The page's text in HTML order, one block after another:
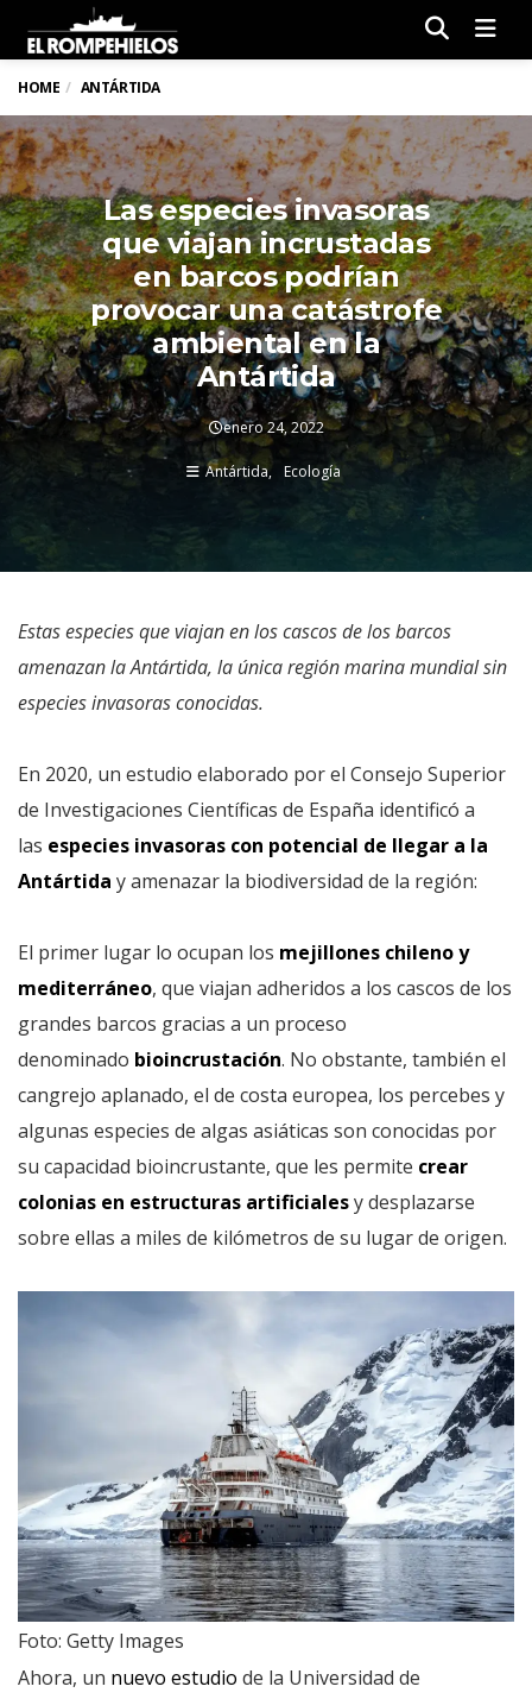
HOME ANTÁRTIDA
Las especies invasoras
que viajan incrustadas
en barcos podrían
provocar una catástrofe
ambiental en la
Antártida
enero 24, 2022
Antártida Ecología
Estas especies que viajan en los cascos de los barcos
amenazan la Antártida, la única región marina mundial sin
especies invasoras conocidas.
En 2020, un estudio elaborado por el Consejo Superior
de Investigaciones Científicas de España identificó a
las especies invasoras con potencial de llegar a la
Antártida y amenazar la biodiversidad de la región:
El primer lugar lo ocupan los mejillones chileno y
mediterráneo, que viajan adheridos a los cascos de los
grandes barcos gracias a un proceso
denominado bioincrustación. No obstante, también el
cangrejo aplanado, el de costa europea, los percebes y
algunas especies de algas asiáticas son conocidas por
su capacidad bioincrustante, que les permite crear
colonias en estructuras artificialesy desplazarse
sobre ellas a miles de kilómetros de su lugar de origen.
Foto: Getty Images
Ahora, un nuevo estudio de la Universidad de